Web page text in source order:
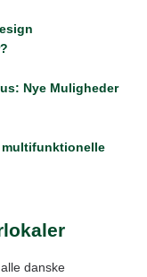
Nye Muligheder
danske